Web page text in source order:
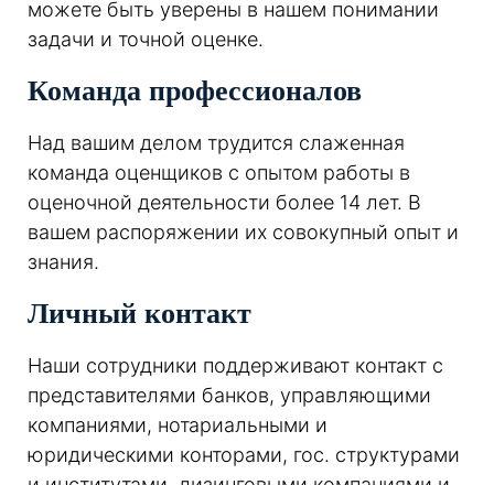
можете быть уверены в нашем понимании
задачи и точной оценке.
Команда профессионалов
Над вашим делом трудится слаженная
команда оценщиков с опытом работы в
оценочной деятельности более 14 лет. В
вашем распоряжении их совокупный опыт и
знания.
Личный контакт
Наши сотрудники поддерживают контакт с
представителями банков, управляющими
компаниями, нотариальными и
юридическими конторами, гос. структурами